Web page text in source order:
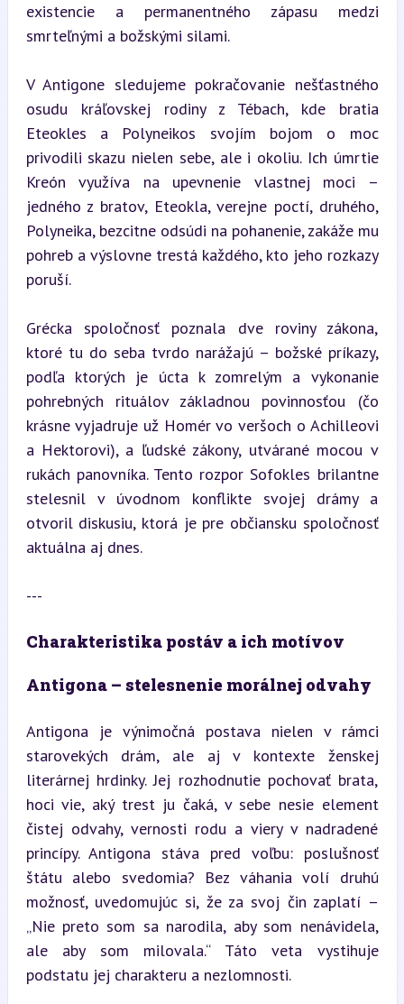
existencie a permanentného zápasu medzi
smrteľnými a božskými silami.
V Antigone sledujeme pokračovanie nešťastného
osudu kráľovskej rodiny z Tébach, kde bratia
Eteokles a Polyneikos svojím bojom o moc
privodili skazu nielen sebe, ale i okoliu. Ich úmrtie
Kreón využíva na upevnenie vlastnej moci –
jedného z bratov, Eteokla, verejne poctí, druhého,
Polyneika, bezcitne odsúdi na pohanenie, zakáže mu
pohreb a výslovne trestá každého, kto jeho rozkazy
poruší.
Grécka spoločnosť poznala dve roviny zákona,
ktoré tu do seba tvrdo narážajú – božské príkazy,
podľa ktorých je úcta k zomrelým a vykonanie
pohrebných rituálov základnou povinnosťou (čo
krásne vyjadruje už Homér vo veršoch o Achilleovi
a Hektorovi), a ľudské zákony, utvárané mocou v
rukách panovníka. Tento rozpor Sofokles brilantne
stelesnil v úvodnom konflikte svojej drámy a
otvoril diskusiu, ktorá je pre občiansku spoločnosť
aktuálna aj dnes.
---
Charakteristika postáv a ich motívov
Antigona – stelesnenie morálnej odvahy
Antigona je výnimočná postava nielen v rámci
starovekých drám, ale aj v kontexte ženskej
literárnej hrdinky. Jej rozhodnutie pochovať brata,
hoci vie, aký trest ju čaká, v sebe nesie element
čistej odvahy, vernosti rodu a viery v nadradené
princípy. Antigona stáva pred voľbu: poslušnosť
štátu alebo svedomia? Bez váhania volí druhú
možnosť, uvedomujúc si, že za svoj čin zaplatí –
„Nie preto som sa narodila, aby som nenávidela,
ale aby som milovala.“ Táto veta vystihuje
podstatu jej charakteru a nezlomnosti.